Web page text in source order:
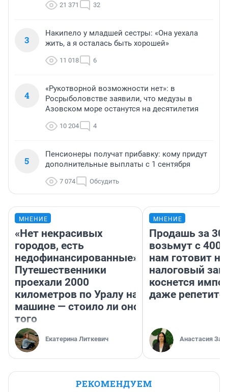
21 371 32
3
Накипело у младшей сестры: «Она уехала
жить, а я осталась быть хорошей»
11 018 6
4
«Рукотворной возможности нет»: в
Росрыболовстве заявили, что медузы в
Азовском море останутся на десятилетия
10 204 4
5
Пенсионеры получат прибавку: кому придут
дополнительные выплаты с 1 сентября
7 074 Обсудить
МНЕНИЕ
«Нет некрасивых
городов, есть
недофинансированные».
Путешественники
проехали 2000
километров по Уралу на
машине — стоило ли оно
того
Екатерина Литкевич
МНЕНИЕ
Продашь за
возьмут с
нам готовит
налоговый
коснется
даже
Анастасия
РЕКОМЕНДУЕМ